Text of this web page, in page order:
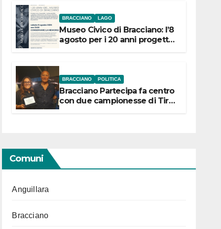
BRACCIANO LAGO
Museo Civico di Bracciano: l’8
agosto per i 20 anni progetto
BRACCIANO POLITICA
Bracciano Partecipa fa centro
con due campionesse di Tiro
Comuni
Anguillara
Bracciano